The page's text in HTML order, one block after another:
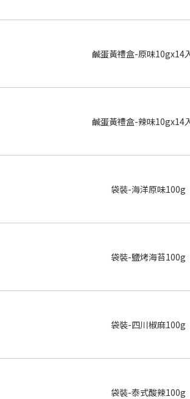
鹹蛋黃禮盒-原味10gx14
鹹蛋黃禮盒-辣味10gx14
袋裝-海洋原味100g
袋裝-鹽烤海苔100g
袋裝-四川椒麻100g
袋裝-泰式酸辣100g